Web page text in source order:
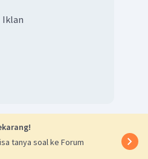
Iklan
tanya soal ke Forum